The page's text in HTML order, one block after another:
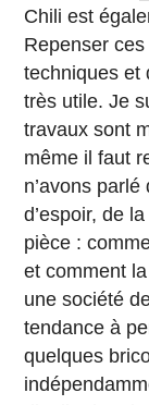
Chili est
Repenser
techniques et
très utile. Je
travaux sont
même il faut
n’avons
d’espoir, de
pièce :
et comment
une société
tendance à
quelques